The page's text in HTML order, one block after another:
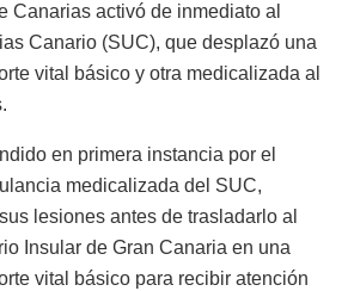
Canarias activó de inmediato al
Canario (SUC), que desplazó una
vital básico y otra medicalizada al
en primera instancia por el
medicalizada del SUC,
lesiones antes de trasladarlo al
Insular de Gran Canaria en una
vital básico para recibir atención